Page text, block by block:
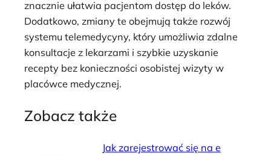
znacznie ułatwia pacjentom dostęp do leków.
Dodatkowo, zmiany te obejmują także rozwój
systemu telemedycyny, który umożliwia zdalne
konsultacje z lekarzami i szybkie uzyskanie
recepty bez konieczności osobistej wizyty w
placówce medycznej.
Zobacz także
Jak zarejestrować się na e